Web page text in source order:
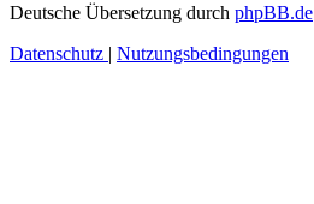
Deutsche Übersetzung durch phpBB.de
Datenschutz | Nutzungsbedingungen